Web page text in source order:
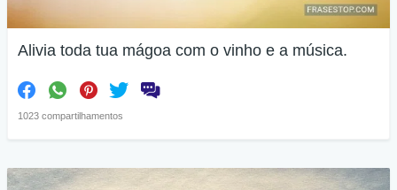
Alivia toda tua mágoa com o vinho e a música.
1023 compartilhamentos